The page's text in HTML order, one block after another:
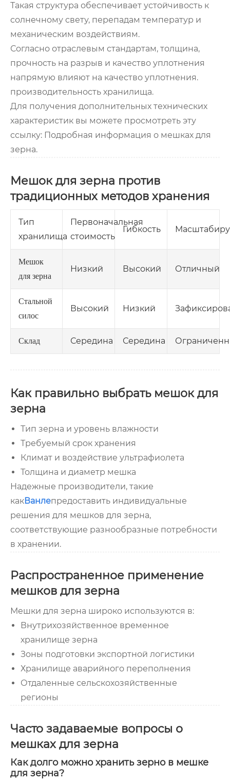
Такая структура обеспечивает устойчивость к
солнечному свету, перепадам температур и
механическим воздействиям.
Согласно отраслевым стандартам, толщина,
прочность на разрыв и качество уплотнения
напрямую влияют на качество уплотнения.
производительность хранилища.
Для получения дополнительных технических
характеристик вы можете просмотреть эту
ссылку: Подробная информация о мешках для
зерна.
Мешок для зерна против
традиционных методов хранения
Тип
хранилища
Первоначальная
стоимость
Гибкость
Мешок
для зерна
Низкий Высокий Отличный
Стальной
силос
Высокий Низкий
Склад Середина Середина
Как правильно выбрать мешок для
зерна
Тип зерна и уровень влажности
Требуемый срок хранения
Климат и воздействие ультрафиолета
Толщина и диаметр мешка
Надежные производители, такие
какВанлепредоставить индивидуальные
решения для мешков для зерна,
соответствующие разнообразные потребности
в хранении.
Распространенное применение
мешков для зерна
Мешки для зерна широко используются в:
Внутрихозяйственное временное
хранилище зерна
Зоны подготовки экспортной логистики
Хранилище аварийного переполнения
Отдаленные сельскохозяйственные
регионы
Часто задаваемые вопросы о
мешках для зерна
Как долго можно хранить зерно в мешке
для зерна?